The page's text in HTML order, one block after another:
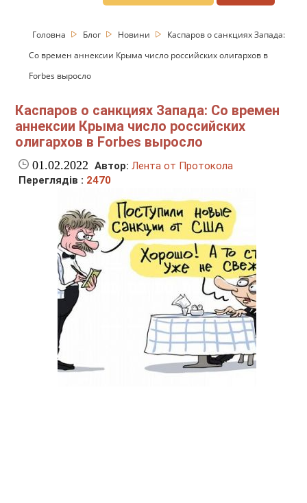
Головна Блог Новини
Каспаров о санкциях Запада:
Со времен аннексии Крыма число российских олигархов в
Forbes выросло
Каспаров о санкциях Запада: Со времен
аннексии Крыма число российских
олигархов в Forbes выросло
01.02.2022 Автор: Лента от Протокола
Переглядів : 2470